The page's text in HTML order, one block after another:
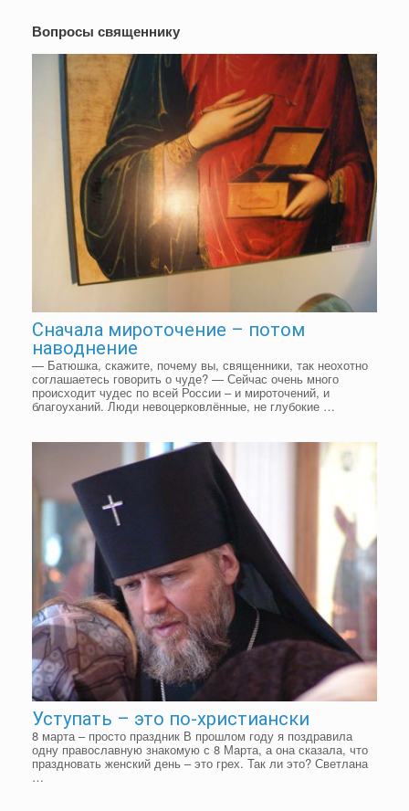
Вопросы священнику
Сначала мироточение – потом
наводнение
— Батюшка, скажите, почему вы, священники, так неохотно
соглашаетесь говорить о чуде? — Сейчас очень много
происходит чудес по всей России – и мироточений, и
благоуханий. Люди невоцерковлённые, не глубокие …
Уступать – это по-христиански
8 марта – просто праздник В прошлом году я поздравила
одну православную знакомую с 8 Марта, а она сказала, что
праздновать женский день – это грех. Так ли это? Светлана
…